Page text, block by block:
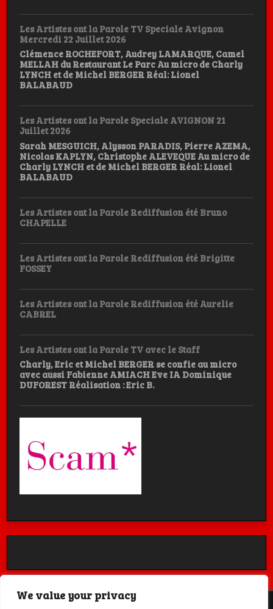
We value your privacy
Les Artistes ont la Parole TV Speciale Avignon
Mercredi 22 Juillet 2026
Clémence ROCHEFORT, Audrey LAMARQUE, Camel
MELLAH du Restaurant Le Parc Au micro de Charly
LYNCH et de Michel BERGER Réal: Lionel
BALABAUD
Les Artistes ont la Parole Speciale AVIGNON 21
Juillet 2026
Sarah MESGUICH, Alysson PARADIS, Pierre AZEMA,
Nicolas KAPLYN, Christophe ALEVEQUE Au micro de
Charly LYNCH et de Michel BERGER Réal: Lionel
BALABAUD
Les Artistes ont la Parole Rediffusion été Bruno
CHAPELLE
Les Artistes ont la Parole Rediffusion été Brigitte
FOSSEY
Les Artistes ont la Parole Rediffusion été Aurelie
CABREL
Les Artistes ont la Parole TV avec le Staff
Charly, Eric et Michel BERGER se confie au micro
avec aussi Fabienne AMIACH Eve IA Dominique
DUFOREST Réalisation : Eric B.